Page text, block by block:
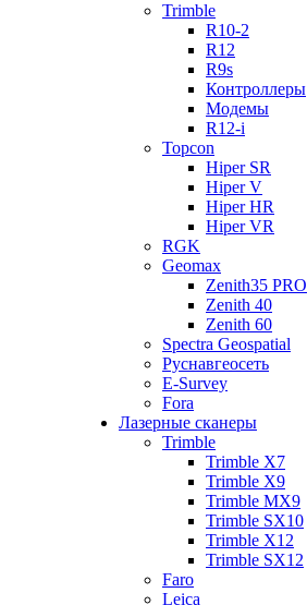
Trimble
R10-2
R12
R9s
Контроллеры
Модемы
R12-i
Topcon
Hiper SR
Hiper V
Hiper HR
Hiper VR
RGK
Geomax
Zenith35 PRO
Zenith 40
Zenith 60
Spectra Geospatial
Руснавгеосеть
E-Survey
Fora
Лазерные сканеры
Trimble
Trimble X7
Trimble X9
Trimble MX9
Trimble SX10
Trimble X12
Trimble SX12
Faro
Leica